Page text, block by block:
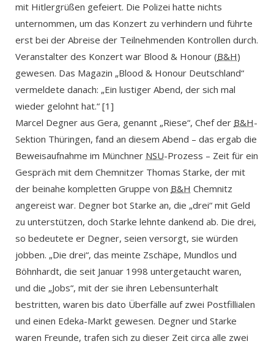
mit Hitlergrüßen gefeiert. Die Polizei hatte nichts
unternommen, um das Konzert zu verhindern und führte
erst bei der Abreise der Teilnehmenden Kontrollen durch.
Veranstalter des Konzert war Blood & Honour (B&H)
gewesen. Das Magazin „Blood & Honour Deutschland“
vermeldete danach: „Ein lustiger Abend, der sich mal
wieder gelohnt hat.“ [1]
Marcel Degner aus Gera, genannt „Riese“, Chef der B&H-
Sektion Thüringen, fand an diesem Abend – das ergab die
Beweisaufnahme im Münchner NSU-Prozess – Zeit für ein
Gespräch mit dem Chemnitzer Thomas Starke, der mit
der beinahe kompletten Gruppe von B&H Chemnitz
angereist war. Degner bot Starke an, die „drei“ mit Geld
zu unterstützen, doch Starke lehnte dankend ab. Die drei,
so bedeutete er Degner, seien versorgt, sie würden
jobben. „Die drei“, das meinte Zschäpe, Mundlos und
Böhnhardt, die seit Januar 1998 untergetaucht waren,
und die „Jobs“, mit der sie ihren Lebensunterhalt
bestritten, waren bis dato Überfälle auf zwei Postfillialen
und einen Edeka-Markt gewesen. Degner und Starke
waren Freunde, trafen sich zu dieser Zeit circa alle zwei